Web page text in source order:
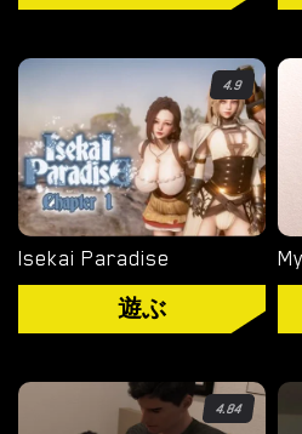
ベストチョイス
ゲイポルノゲーム
ポ
ル
ノ
ム
4.9
Isekai Paradise
遊ぶ
4.84